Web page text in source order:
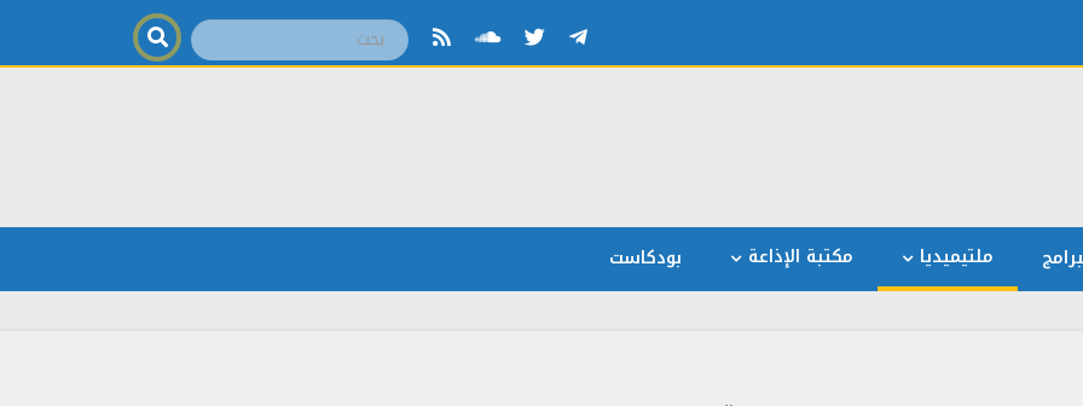
ملتيميديا مكتبة الإذاعة بودكاست